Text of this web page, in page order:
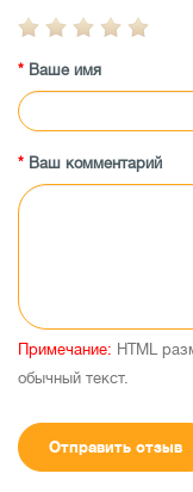
Ваше имя
Ваш комментарий
Примечание: HTML
обычный текст.
Отправить отзыв